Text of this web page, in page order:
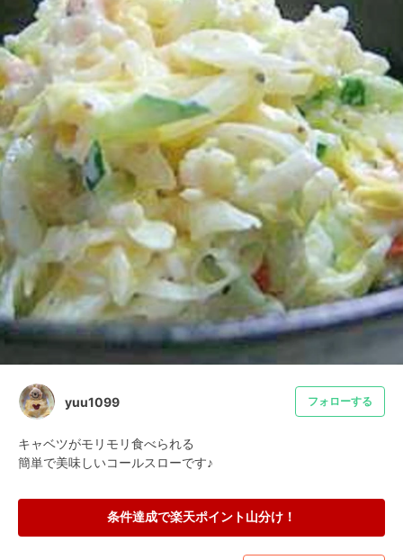
yuu1099 フォローする
キャベツがモリモリ食べられる
簡単で美味しいコールスローです♪
条件達成で楽天ポイント山分け！